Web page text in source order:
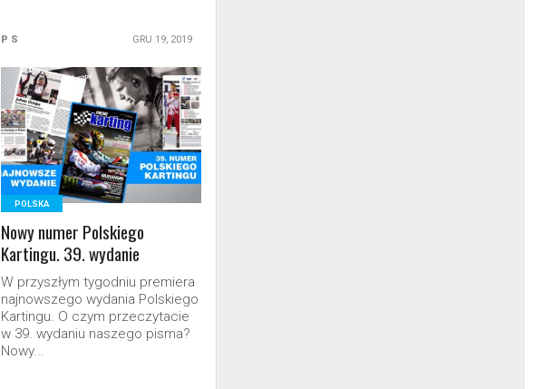
P S GRU 19, 2019
READ MORE
POLSKA
Nowy numer Polskiego
Kartingu. 39. wydanie
W przyszłym tygodniu premiera
najnowszego wydania Polskiego
Kartingu. O czym przeczytacie
w 39. wydaniu naszego pisma?
Nowy...